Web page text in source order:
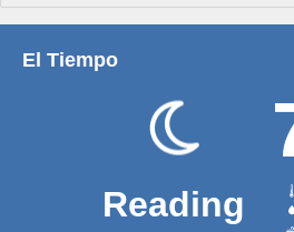
El Tiempo
Reading